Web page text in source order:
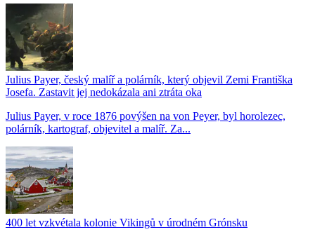
Julius Payer, český malíř a polárník, který objevil Zemi Františka
Josefa. Zastavit jej nedokázala ani ztráta oka
Julius Payer, v roce 1876 povýšen na von Peyer, byl horolezec,
polárník, kartograf, objevitel a malíř. Za...
400 let vzkvétala kolonie Vikingů v úrodném Grónsku